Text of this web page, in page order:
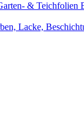
& Teichfolien
Lacke,